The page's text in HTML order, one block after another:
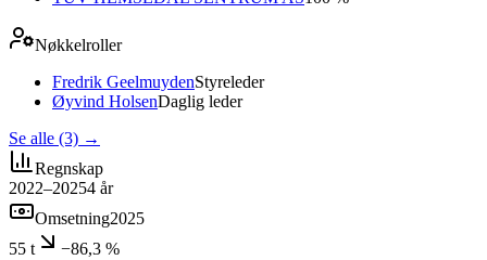
Nøkkelroller
Fredrik GeelmuydenStyreleder
Øyvind HolsenDaglig leder
Se alle (3) →
Regnskap
2022–20254 år
Omsetning2025
55 t
−86,3 %